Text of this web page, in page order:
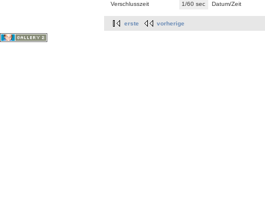
Verschlusszeit
1/60 sec Datum/Zeit
erste vorherige